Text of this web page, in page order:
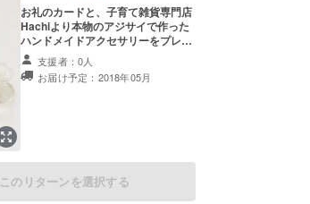
お礼のカードと、子育て雑貨専門店
Hachiより本物のアジサイで作った
ハンドメイドアクセサリーをプレゼ
ントします。 1枚ずつ花びらをレジ
ンでコーティングして重ねて作った
繊細でかわいいアクセサリーです。
支援者：0人
お届け予定：2018年05月
このリターンを選択する